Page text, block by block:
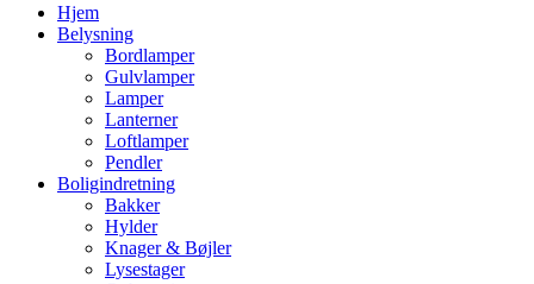
Hjem
Belysning
Bordlamper
Gulvlamper
Lamper
Lanterner
Loftlamper
Pendler
Boligindretning
Bakker
Hylder
Knager & Bøjler
Lysestager